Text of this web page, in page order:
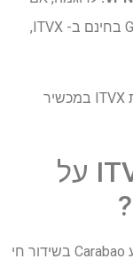
ברצונך לצפות בזרם ה- Grimsby vs Man Utd בחינם ב- ITVX,
פתח את ITVX במכשיר
מה יכלול הכיסוי של ITVX על
ITVX משדר את Grimsby vs Man Utd בגביע Carabao בשידור חי